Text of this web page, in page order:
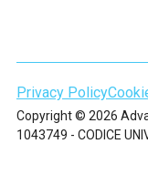
Copyright © 2026
1043749 - CODICE
Privacy Policy